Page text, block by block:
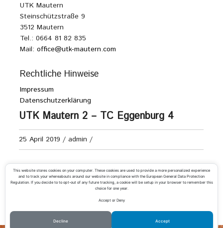
UTK Mautern
Steinschützstraße 9
3512 Mautern
Tel.: 0664 81 82 835
Mail: office@utk-mautern.com
Rechtliche Hinweise
Impressum
Datenschutzerklärung
UTK Mautern 2 – TC Eggenburg 4
25 April 2019 / admin /
Herren Kreisliga F
UTK Mautern 2 – TC Grafenw./Feuersb.
TC Egelsee – UTK Mautern 2
This website stores cookies on your computer. These cookies are used to provide a more personalized experience
and to track your whereabouts around our website in compliance with the European General Data Protection
Regulation. If you decide to to opt-out of any future tracking, a cookie will be setup in your browser to remember this
choice for one year.
Accept or Deny
Decline Accept